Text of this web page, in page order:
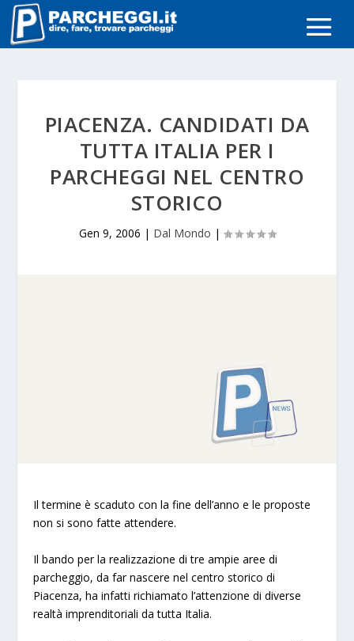
PIACENZA. CANDIDATI DA
TUTTA ITALIA PER I
PARCHEGGI NEL CENTRO
STORICO
Gen 9, 2006 | Dal Mondo |
Il termine è scaduto con la fine dell’anno e le proposte
non si sono fatte attendere.
Il bando per la realizzazione di tre ampie aree di
parcheggio, da far nascere nel centro storico di
Piacenza, ha infatti richiamato l’attenzione di diverse
realtà imprenditoriali da tutta Italia.